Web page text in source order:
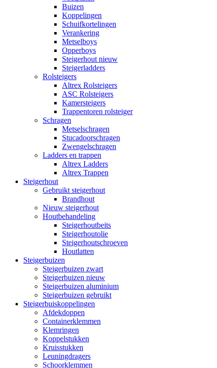
Buizen
Koppelingen
Schuifkortelingen
Verankering
Metselboys
Opperboys
Steigerhout nieuw
Steigerladders
Rolsteigers
Altrex Rolsteigers
ASC Rolsteigers
Kamersteigers
Trappentoren rolsteiger
Schragen
Metselschragen
Stucadoorschragen
Zwengelschragen
Ladders en trappen
Altrex Ladders
Altrex Trappen
Steigerhout
Gebruikt steigerhout
Brandhout
Nieuw steigerhout
Houtbehandeling
Steigerhoutbeits
Steigerhoutolie
Steigerhoutschroeven
Houtlatten
Steigerbuizen
Steigerbuizen zwart
Steigerbuizen nieuw
Steigerbuizen aluminium
Steigerbuizen gebruikt
Steigerbuiskoppelingen
Afdekdoppen
Containerklemmen
Klemringen
Koppelstukken
Kruisstukken
Leuningdragers
Schoorklemmen